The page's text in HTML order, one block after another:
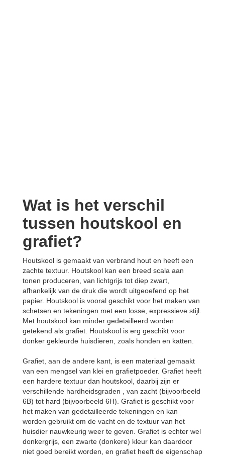
Wat is het verschil
tussen houtskool en
grafiet?
Houtskool is gemaakt van verbrand hout en heeft een
zachte textuur. Houtskool kan een breed scala aan
tonen produceren, van lichtgrijs tot diep zwart,
afhankelijk van de druk die wordt uitgeoefend op het
papier. Houtskool is vooral geschikt voor het maken van
schetsen en tekeningen met een losse, expressieve stijl.
Met houtskool kan minder gedetailleerd worden
getekend als grafiet. Houtskool is erg geschikt voor
donker gekleurde huisdieren, zoals honden en katten.
Grafiet, aan de andere kant, is een materiaal gemaakt
van een mengsel van klei en grafietpoeder. Grafiet heeft
een hardere textuur dan houtskool, daarbij zijn er
verschillende hardheidsgraden , van zacht (bijvoorbeeld
6B) tot hard (bijvoorbeeld 6H). Grafiet is geschikt voor
het maken van gedetailleerde tekeningen en kan
worden gebruikt om de vacht en de textuur van het
huisdier nauwkeurig weer te geven. Grafiet is echter wel
donkergrijs, een zwarte (donkere) kleur kan daardoor
niet goed bereikt worden, en grafiet heeft de eigenschap